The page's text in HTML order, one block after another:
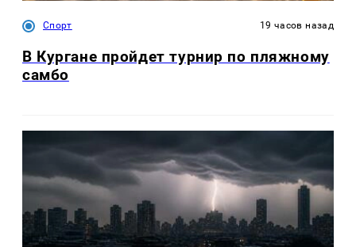
Спорт 19 часов назад
В Кургане пройдет турнир по пляжному
самбо